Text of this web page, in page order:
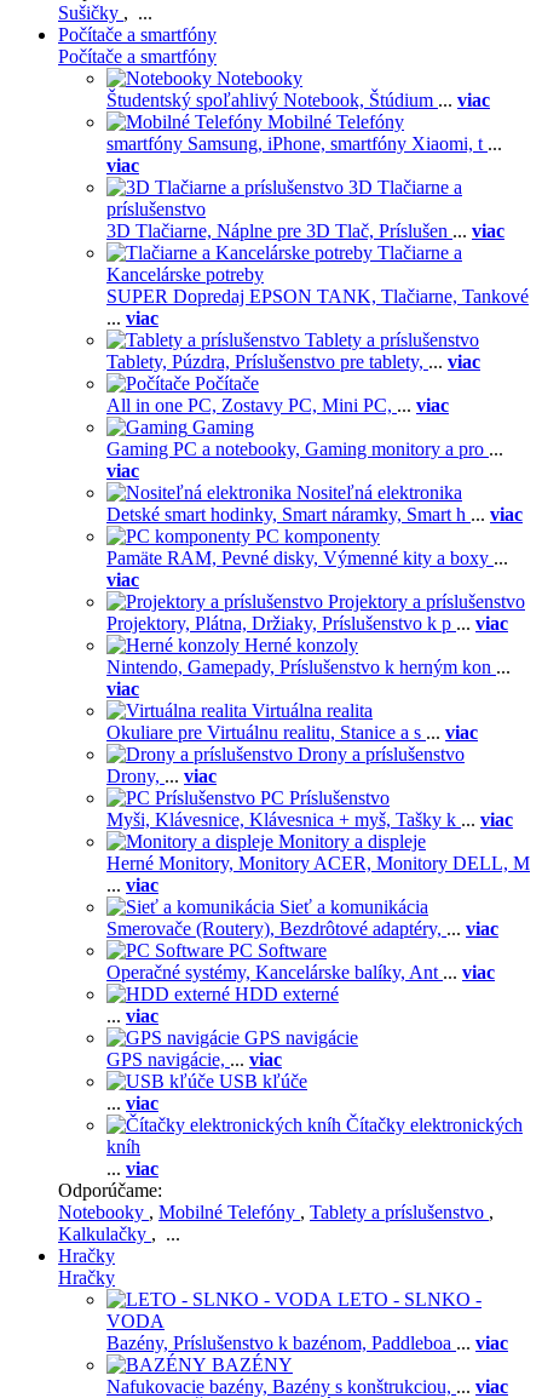
Sušičky , ...
Počítače a smartfóny
Počítače a smartfóny
Notebooky
Študentský spoľahlivý Notebook, Štúdium ... viac
Mobilné Telefóny
smartfóny Samsung, iPhone, smartfóny Xiaomi, t ...
viac
3D Tlačiarne a
príslušenstvo
3D Tlačiarne, Náplne pre 3D Tlač, Príslušen ... viac
Tlačiarne a
Kancelárske potreby
SUPER Dopredaj EPSON TANK, Tlačiarne, Tankové
... viac
Tablety a príslušenstvo
Tablety, Púzdra, Príslušenstvo pre tablety, ... viac
Počítače
All in one PC, Zostavy PC, Mini PC, ... viac
Gaming
Gaming PC a notebooky, Gaming monitory a pro ...
viac
Nositeľná elektronika
Detské smart hodinky, Smart náramky, Smart h ... viac
PC komponenty
Pamäte RAM, Pevné disky, Výmenné kity a boxy ...
viac
Projektory a príslušenstvo
Projektory, Plátna, Držiaky, Príslušenstvo k p ... viac
Herné konzoly
Nintendo, Gamepady, Príslušenstvo k herným kon ...
viac
Virtuálna realita
Okuliare pre Virtuálnu realitu, Stanice a s ... viac
Drony a príslušenstvo
Drony, ... viac
PC Príslušenstvo
Myši, Klávesnice, Klávesnica + myš, Tašky k ... viac
Monitory a displeje
Herné Monitory, Monitory ACER, Monitory DELL, M
... viac
Sieť a komunikácia
Smerovače (Routery), Bezdrôtové adaptéry, ... viac
PC Software
Operačné systémy, Kancelárske balíky, Ant ... viac
HDD externé
... viac
GPS navigácie
GPS navigácie, ... viac
USB kľúče
... viac
Čítačky elektronických
kníh
... viac
Odporúčame:
Notebooky , Mobilné Telefóny , Tablety a príslušenstvo ,
Kalkulačky , ...
Hračky
Hračky
LETO - SLNKO -
VODA
Bazény, Príslušenstvo k bazénom, Paddleboa ... viac
BAZÉNY
Nafukovacie bazény, Bazény s konštrukciou, ... viac